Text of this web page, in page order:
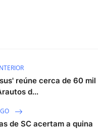
reúne cerca de 60 mil
d...
de SC acertam a quina